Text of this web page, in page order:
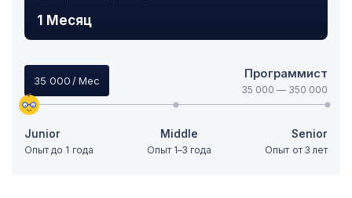
1 Месяц
35 000 / Мес Программист
35 000 — 350 000
Junior
Опыт до 1 года
Middle
Опыт 1–3 года
Senior
Опыт от 3 лет